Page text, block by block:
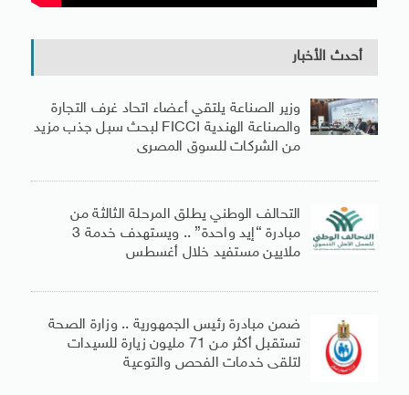
أحدث الأخبار
وزير الصناعة يلتقي أعضاء اتحاد غرف التجارة
والصناعة الهندية FICCI لبحث سبل جذب مزيد
من الشركات للسوق المصرى
التحالف الوطني يطلق المرحلة الثالثة من
مبادرة “إيد واحدة” .. ويستهدف خدمة 3
ملايين مستفيد خلال أغسطس
ضمن مبادرة رئيس الجمهورية .. وزارة الصحة
تستقبل أكثر من 71 مليون زيارة للسيدات
لتلقى خدمات الفحص والتوعية